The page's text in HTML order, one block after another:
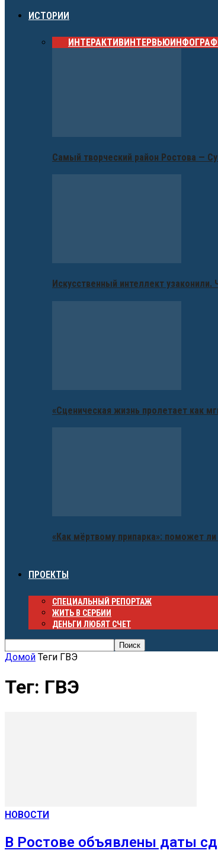
ИСТОРИИ
ИНТЕРАКТИВИНТЕРВЬЮ
Самый творческий район Ростова —
Искусственный интеллект
«Сценическая жизнь пролетает как
«Как мёртвому припарка»: поможет
ПРОЕКТЫ
СПЕЦИАЛЬНЫЙ РЕПОРТАЖ
ЖИТЬ В СЕРБИИ
ДЕНЬГИ ЛЮБЯТ СЧЕТ
Домой Теги ГВЭ
Тег: ГВЭ
НОВОСТИ
В Ростове объявлены даты